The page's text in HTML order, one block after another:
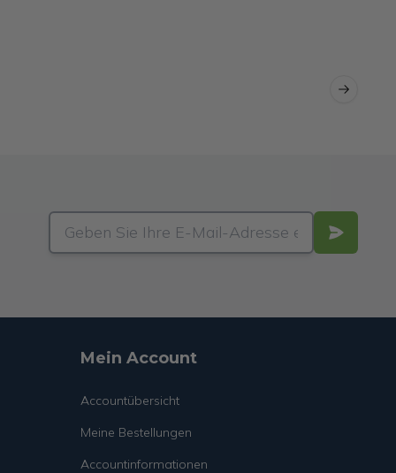
Next
Mein Account
Accountübersicht
Meine Bestellungen
Accountinformationen